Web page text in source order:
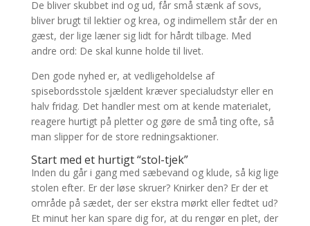
De bliver skubbet ind og ud, får små stænk af sovs,
bliver brugt til lektier og krea, og indimellem står der en
gæst, der lige læner sig lidt for hårdt tilbage. Med
andre ord: De skal kunne holde til livet.
Den gode nyhed er, at vedligeholdelse af
spisebordsstole sjældent kræver specialudstyr eller en
halv fridag. Det handler mest om at kende materialet,
reagere hurtigt på pletter og gøre de små ting ofte, så
man slipper for de store redningsaktioner.
Start med et hurtigt “stol-tjek”
Inden du går i gang med sæbevand og klude, så kig lige
stolen efter. Er der løse skruer? Knirker den? Er der et
område på sædet, der ser ekstra mørkt eller fedtet ud?
Et minut her kan spare dig for, at du rengør en plet, der